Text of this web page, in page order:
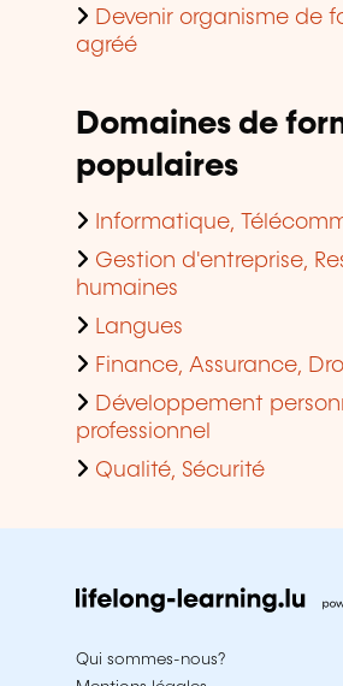
Devenir organisme de
agréé
Domaines de
populaires
Informatique,
Gestion d'entreprise,
humaines
Langues
Finance, Assurance,
Développement
professionnel
Qualité, Sécurité
Qui sommes-nous?